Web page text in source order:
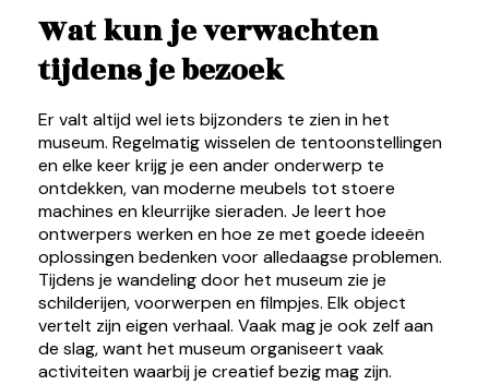
Wat kun je verwachten
tijdens je bezoek
Er valt altijd wel iets bijzonders te zien in het
museum. Regelmatig wisselen de tentoonstellingen
en elke keer krijg je een ander onderwerp te
ontdekken, van moderne meubels tot stoere
machines en kleurrijke sieraden. Je leert hoe
ontwerpers werken en hoe ze met goede ideeën
oplossingen bedenken voor alledaagse problemen.
Tijdens je wandeling door het museum zie je
schilderijen, voorwerpen en filmpjes. Elk object
vertelt zijn eigen verhaal. Vaak mag je ook zelf aan
de slag, want het museum organiseert vaak
activiteiten waarbij je creatief bezig mag zijn.